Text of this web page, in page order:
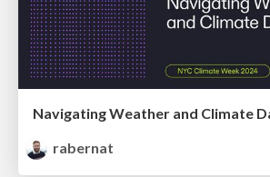
Navigating Weather and Climate
rabernat